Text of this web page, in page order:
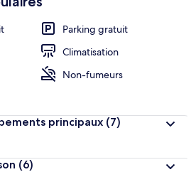
Parking gratuit
Climatisation
Non-fumeurs
principaux (7)
(6)